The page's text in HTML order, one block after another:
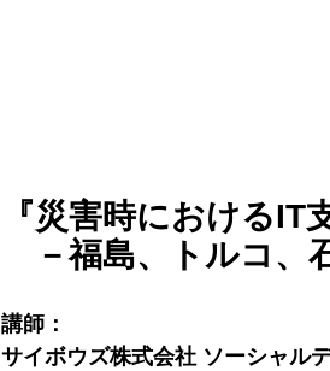
『災害時におけるIT
－福島、トルコ、
講師：
サイボウズ株式会社 ソーシャル